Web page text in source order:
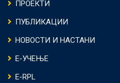
ПРОЕКТИ
ПУБЛИКАЦИИ
НОВОСТИ И НАСТАНИ
Е-УЧЕЊЕ
E-RPL